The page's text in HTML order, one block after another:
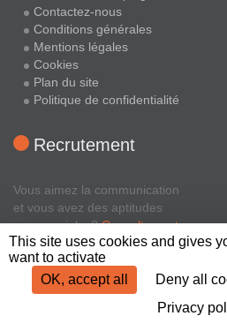
Contactez-nous
Conditions générales
Mentions légales
Cookies
Plan du site
Politique de confidentialité
Recrutement
Vous aimez la communication
et vous avez des aptitudes
commerciales?Consultez notre
Faites-nous confiance !
Maîtrise de votre image
Design & création personnalisée
This site uses cookies and gives
want to activate
OK, accept all
Deny all
Privacy